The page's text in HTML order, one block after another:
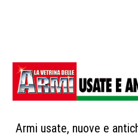
Armi usate, nuove e